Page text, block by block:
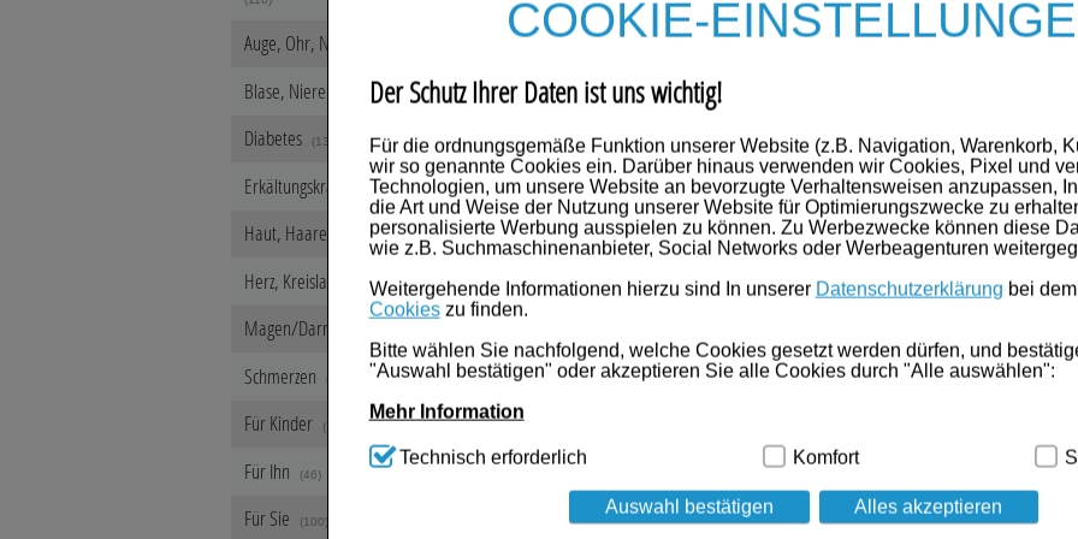
COOKIE-
Der Schutz Ihrer Daten ist uns wichtig!
Für die ordnungsgemäße Funktion unserer Website (z.B. Navigation, Warenkorb,
wir so genannte Cookies ein. Darüber hinaus verwenden wir Cookies, Pixel und
Technologien, um unsere Website an bevorzugte Verhaltensweisen anzupassen,
die Art und Weise der Nutzung unserer Website für Optimierungszwecke zu
personalisierte Werbung ausspielen zu können. Zu Werbezwecke können diese
wie z.B. Suchmaschinenanbieter, Social Networks oder Werbeagenturen
Weitergehende Informationen hierzu sind In unserer Datenschutzerklärung bei
Cookieszu finden.
Bitte wählen Sie nachfolgend, welche Cookies gesetzt werden dürfen, und
"Auswahl bestätigen" oder akzeptieren Sie alle Cookies durch "Alle auswählen":
Mehr Information
Technisch Notwendig:Hierbei handelt es sich um Cookies, die für die
Website notwendig sind (z.B. Navigation, Warenkorb, Kundenkonto), weshalb auf
Technisch erforderlich Komfort
Auswahl bestätigen Alles akzeptieren
Anbieter: Viatris Healthcare GmbH
Einheit: 10X0.5 ml
Darreichungsform: Fertigspritzen
PZN: 20299656
Nicht lieferbar
Details
INFLUVAC 2026/2027 Inj.-Susp.F.-Sp.mit
Fertigspritzen
Darreichungsform:
Nicht lieferbar
Details
Auge, Ohr, Nase & Mund
Blase, Niere & Urogenitaltrakt (182)
Diabetes (136)
Erkältungskrankheiten (640)
Haut, Haare & Nägel (1234)
Herz, Kreislauf & Gefäße (459)
Magen/Darm & Leber/Galle
Schmerzen
Für Kinder (108)
Für Ihn (46)
Für Sie (100)